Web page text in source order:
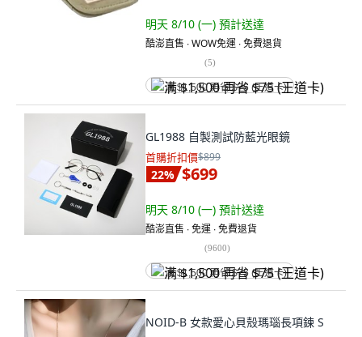
明天 8/10 (一) 預計送達
酷澎直售 ∙ WOW免運 ∙ 免費退貨
(5)
满 $1,500 再省 $75 (王道卡)
GL1988 自製測試防藍光眼鏡
首購折扣價$899
22% $699
明天 8/10 (一) 預計送達
酷澎直售 ∙ 免運 ∙ 免費退貨
(9600)
满 $1,500 再省 $75 (王道卡)
NOID-B 女款愛心貝殼瑪瑙長項鍊 S